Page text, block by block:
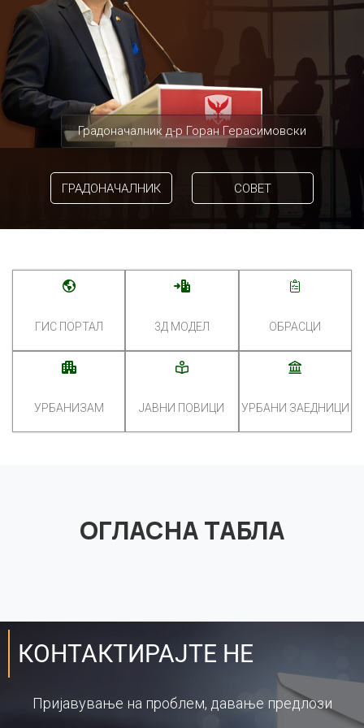
Градоначалник д-р Горан Герасимовски
ГРАДОНАЧАЛНИК СОВЕТ
ГИС ПОРТАЛ 3Д МОДЕЛ ОБРАСЦИ
УРБАНИЗАМ ЈАВНИ ПОВИЦИ УРБАНИ ЗАЕДНИЦИ
ОГЛАСНА ТАБЛА
КОНТАКТИРАЈТЕ НЕ
Пријавување на проблем, давање предлози